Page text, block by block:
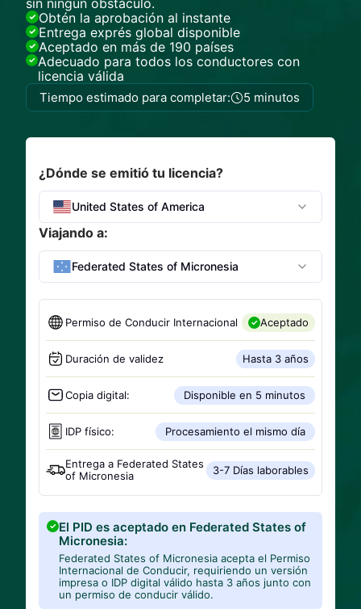
sin ningún obstáculo.
Obtén la aprobación al instante
Entrega exprés global disponible
Aceptado en más de 190 países
Adecuado para todos los conductores con
licencia válida
Tiempo estimado para completar: 5 minutos
¿Dónde se emitió tu licencia?
United States of America
Viajando a:
Federated States of Micronesia
Permiso de Conducir Internacional Aceptado
Duración de validez Hasta 3 años
Copia digital: Disponible en 5 minutos
IDP físico: Procesamiento el mismo día
Entrega a Federated States
of Micronesia
3-7 Días laborables
El PID es aceptado en Federated States of
Micronesia:
Federated States of Micronesia acepta el Permiso
Internacional de Conducir, requiriendo un versión
impresa o IDP digital válido hasta 3 años junto con
un permiso de conducir válido.